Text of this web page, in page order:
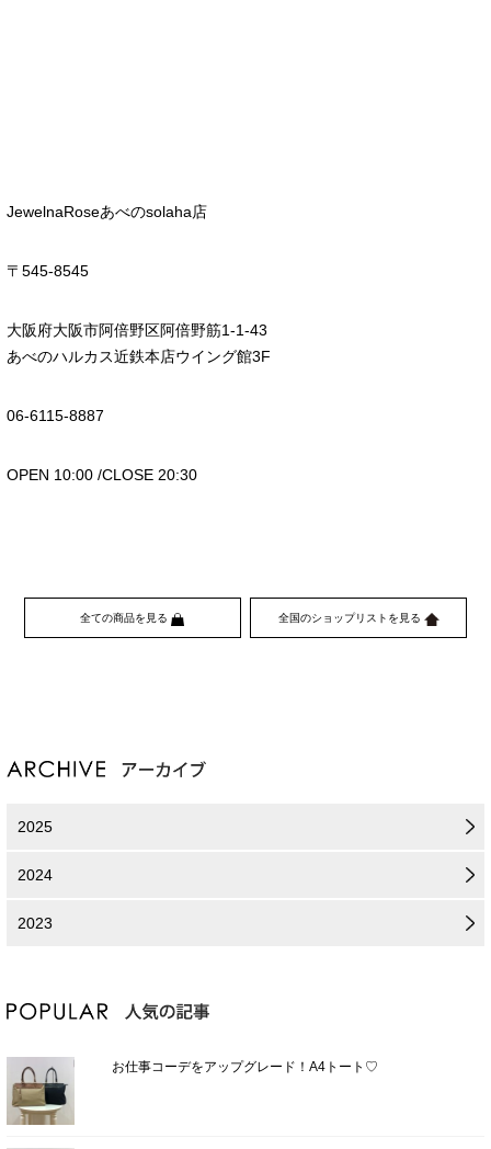
JewelnaRoseあべのsolaha店
〒545-8545
大阪府大阪市阿倍野区阿倍野筋1-1-43
あべのハルカス近鉄本店ウイング館3F
06-6115-8887
OPEN 10:00 /CLOSE 20:30
全ての商品を見る 全国のショップリストを見る
2025
2024
2023
お仕事コーデをアップグレード！A4トート♡